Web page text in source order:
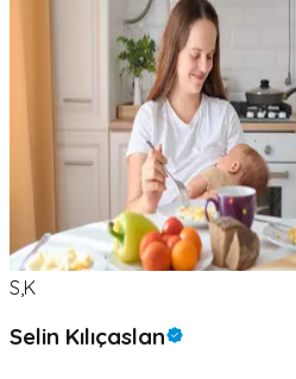
S,K
Selin Kılıçaslan